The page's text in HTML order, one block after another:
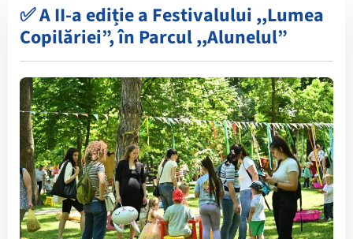
✅ A II-a ediție a Festivalului ,,Lumea
Copilăriei”, în Parcul ,,Alunelul”